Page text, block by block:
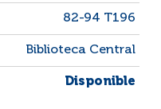
82-94 T196
Biblioteca Central
Disponible